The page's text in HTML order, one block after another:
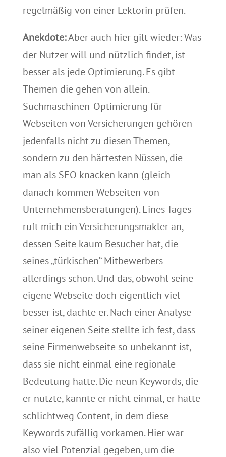
regelmäßig von einer Lektorin prüfen.
Anekdote:Aber auch hier gilt wieder: Was
der Nutzer will und nützlich findet, ist
besser als jede Optimierung. Es gibt
Themen die gehen von allein.
Suchmaschinen-Optimierung für
Webseiten von Versicherungen gehören
jedenfalls nicht zu diesen Themen,
sondern zu den härtesten Nüssen, die
man als SEO knacken kann (gleich
danach kommen Webseiten von
Unternehmensberatungen). Eines Tages
ruft mich ein Versicherungsmakler an,
dessen Seite kaum Besucher hat, die
seines „türkischen“ Mitbewerbers
allerdings schon. Und das, obwohl seine
eigene Webseite doch eigentlich viel
besser ist, dachte er. Nach einer Analyse
seiner eigenen Seite stellte ich fest, dass
seine Firmenwebseite so unbekannt ist,
dass sie nicht einmal eine regionale
Bedeutung hatte. Die neun Keywords, die
er nutzte, kannte er nicht einmal, er hatte
schlichtweg Content, in dem diese
Keywords zufällig vorkamen. Hier war
also viel Potenzial gegeben, um die